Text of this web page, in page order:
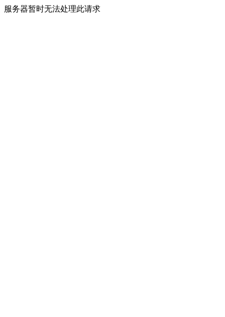
服务器暂时无法处理此请求